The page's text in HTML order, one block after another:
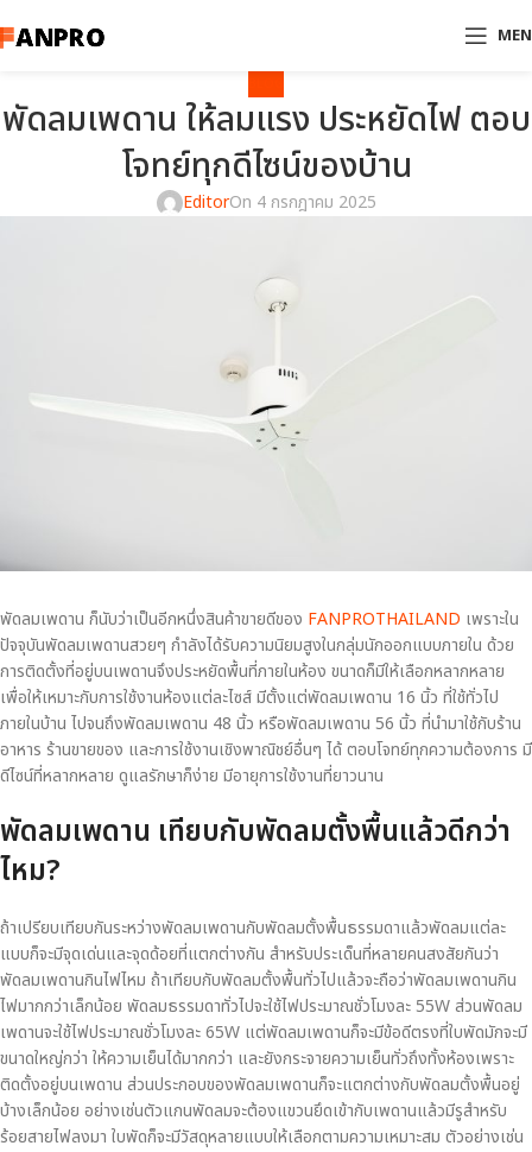
พัดลมเพดาน ให้ลมแรง ประหยัดไฟ ตอบ
โจทย์ทุกดีไซน์ของบ้าน
EditorOn 4 กรกฎาคม 2025
พัดลมเพดาน ก็นับว่าเป็นอีกหนึ่งสินค้าขายดีของ FANPROTHAILAND เพราะใน
ปัจจุบันพัดลมเพดานสวยๆ กำลังได้รับความนิยมสูงในกลุ่มนักออกแบบภายใน ด้วย
การติดตั้งที่อยู่บนเพดานจึงประหยัดพื้นที่ภายในห้อง ขนาดก็มีให้เลือกหลากหลาย
เพื่อให้เหมาะกับการใช้งานห้องแต่ละไซส์ มีตั้งแต่พัดลมเพดาน 16 นิ้ว ที่ใช้ทั่วไป
ภายในบ้าน ไปจนถึงพัดลมเพดาน 48 นิ้ว หรือพัดลมเพดาน 56 นิ้ว ที่นำมาใช้กับร้าน
อาหาร ร้านขายของ และการใช้งานเชิงพาณิชย์อื่นๆ ได้ ตอบโจทย์ทุกความต้องการ มี
ดีไซน์ที่หลากหลาย ดูแลรักษาก็ง่าย มีอายุการใช้งานที่ยาวนาน
พัดลมเพดาน เทียบกับพัดลมตั้งพื้นแล้วดีกว่า
ไหม?
ถ้าเปรียบเทียบกันระหว่างพัดลมเพดานกับพัดลมตั้งพื้นธรรมดาแล้วพัดลมแต่ละ
แบบก็จะมีจุดเด่นและจุดด้อยที่แตกต่างกัน สำหรับประเด็นที่หลายคนสงสัยกันว่า
พัดลมเพดานกินไฟไหม ถ้าเทียบกับพัดลมตั้งพื้นทั่วไปแล้วจะถือว่าพัดลมเพดานกิน
ไฟมากกว่าเล็กน้อย พัดลมธรรมดาทั่วไปจะใช้ไฟประมาณชั่วโมงละ 55W ส่วนพัดลม
เพดานจะใช้ไฟประมาณชั่วโมงละ 65W แต่พัดลมเพดานก็จะมีข้อดีตรงที่ใบพัดมักจะมี
ขนาดใหญ่กว่า ให้ความเย็นได้มากกว่า และยังกระจายความเย็นทั่วถึงทั้งห้องเพราะ
ติดตั้งอยู่บนเพดาน ส่วนประกอบของพัดลมเพดานก็จะแตกต่างกับพัดลมตั้งพื้นอยู่
บ้างเล็กน้อย อย่างเช่นตัวแกนพัดลมจะต้องแขวนยึดเข้ากับเพดานแล้วมีรูสำหรับ
ร้อยสายไฟลงมา ใบพัดก็จะมีวัสดุหลายแบบให้เลือกตามความเหมาะสม ตัวอย่างเช่น